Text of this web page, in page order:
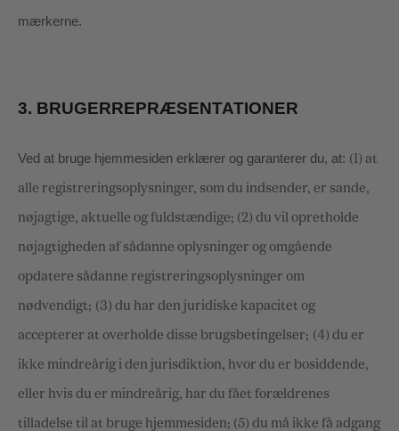
mærkerne.
3. BRUGERREPRÆSENTATIONER
Ved at bruge hjemmesiden erklærer og garanterer du, at: ( ) at
alle registreringsoplysninger, som du indsender, er sande,
nøjagtige, aktuelle og fuldstændige; (2) du vil opretholde
nøjagtigheden af sådanne oplysninger og omgående
opdatere sådanne registreringsoplysninger om
nødvendigt; (3 ) du har den juridiske kapacitet og
accepterer at overholde disse brugsbetingelser; (4) du er
ikke mindreårig i den jurisdiktion, hvor du er bosiddende,
eller hvis du er mindreårig, har du fået forældrenes
tilladelse til at bruge hjemmesiden; (5) du må ikke få adgang